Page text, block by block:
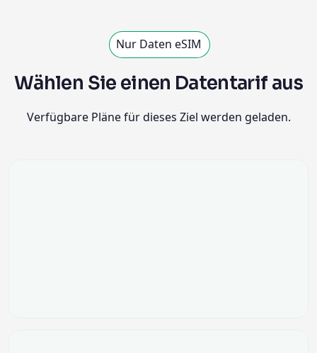
Nur Daten eSIM
Wählen Sie einen Datentarif aus
Verfügbare Pläne für dieses Ziel werden geladen.